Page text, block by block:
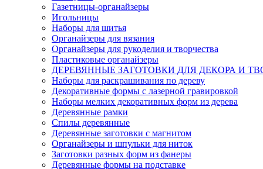
Газетницы-органайзеры
Игольницы
Наборы для шитья
Органайзеры для вязания
Органайзеры для рукоделия и творчества
Пластиковые органайзеры
ДЕРЕВЯННЫЕ ЗАГОТОВКИ ДЛЯ ДЕКОРА И
Наборы для раскрашивания по дереву
Декоративные формы с лазерной гравировкой
Наборы мелких декоративных форм из дерева
Деревянные рамки
Спилы деревянные
Деревянные заготовки с магнитом
Органайзеры и шпульки для ниток
Заготовки разных форм из фанеры
Деревянные формы на подставке